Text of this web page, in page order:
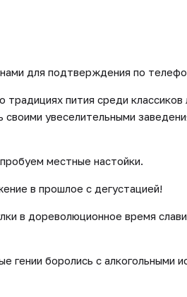
для подтверждения по
традициях пития среди
своими увеселительными
местные настойки.
в прошлое с дегустацией!
в дореволюционное время
гении боролись с алкогольными